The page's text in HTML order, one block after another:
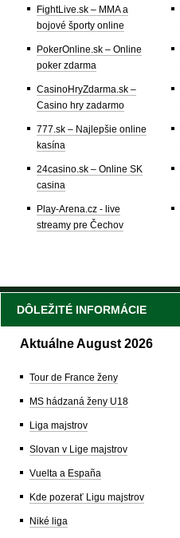
FightLive.sk – MMA a
bojové športy online
PokerOnline.sk – Online
poker zdarma
CasinoHryZdarma.sk –
Casino hry zadarmo
777.sk – Najlepšie online
kasína
24casino.sk – Online SK
casina
Play-Arena.cz - live
streamy pre Čechov
DÔLEŽITÉ INFORMÁCIE
Aktuálne August 2026
Tour de France ženy
MS hádzaná ženy U18
Liga majstrov
Slovan v Lige majstrov
Vuelta a España
Kde pozerať Ligu majstrov
Niké liga